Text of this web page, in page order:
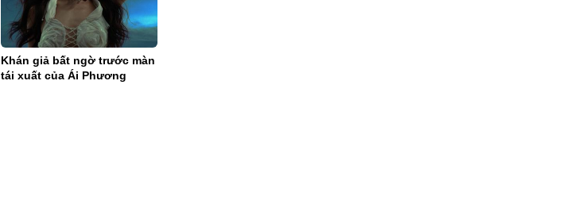
Khán giả bất ngờ trước màn
tái xuất của Ái Phương